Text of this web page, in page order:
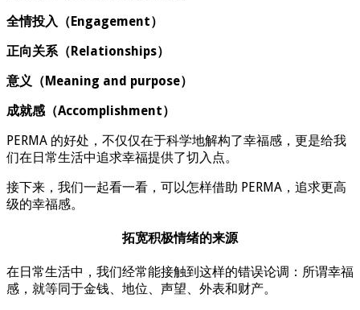
全情投入（Engagement）
正向关系（Relationships）
意义（Meaning and purpose）
成就感（Accomplishment）
PERMA 的好处，不仅仅在于科学地解构了幸福感，更是给我
们在日常生活中追求幸福提供了切入点。
接下来，我们一起看一看，可以怎样借助 PERMA，追求更高
级的幸福感。
拓宽积极情绪的来源
在日常生活中，我们经常能接触到这样的错误论调：所谓幸福
感，就等同于金钱、地位、声望、外表和财产。